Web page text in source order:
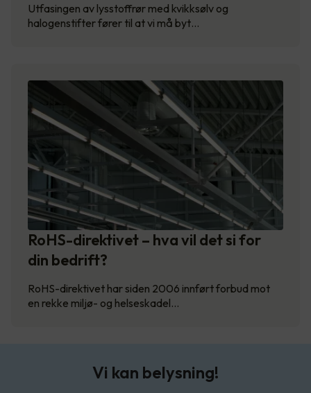
Utfasingen av lysstoffrør med kvikksølv og
halogenstifter fører til at vi må byt…
RoHS-direktivet – hva vil det si for
din bedrift?
RoHS-direktivet har siden 2006 innført forbud mot
en rekke miljø- og helseskadel…
Vi kan belysning!